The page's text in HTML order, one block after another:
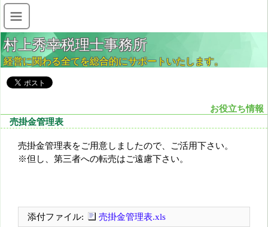
村上秀幸税理士事務所
経営に関わる全てを総合的にサポートいたします。
お役立ち情報
売掛金管理表
売掛金管理表をご用意しましたので、ご活用下さい。
※但し、第三者への転売はご遠慮下さい。
添付ファイル: 売掛金管理表.xls